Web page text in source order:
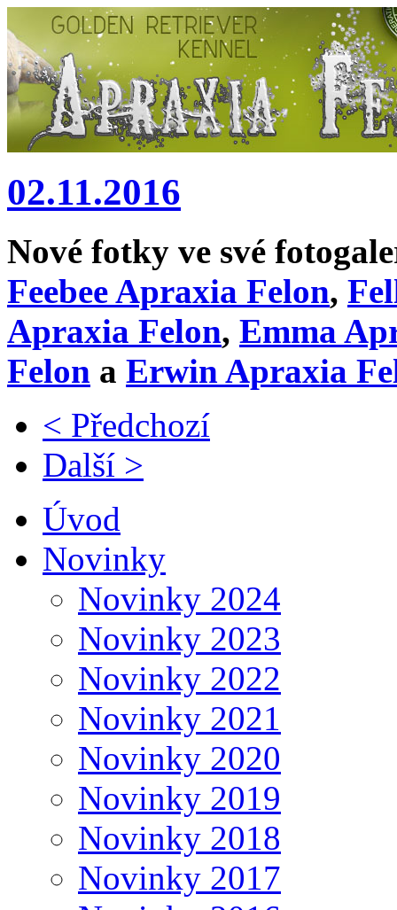
02.11.2016
Nové fotky ve své
Feebee Apraxia Felon,
Apraxia Felon, Emma
Felon a Erwin Apraxia
< Předchozí
Další >
Úvod
Novinky
Novinky 2024
Novinky 2023
Novinky 2022
Novinky 2021
Novinky 2020
Novinky 2019
Novinky 2018
Novinky 2017